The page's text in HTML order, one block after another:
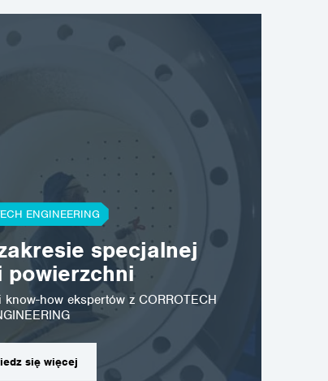
ENGINEERING
specjalnej
powierzchni
how ekspertów z CORROTECH
się więcej